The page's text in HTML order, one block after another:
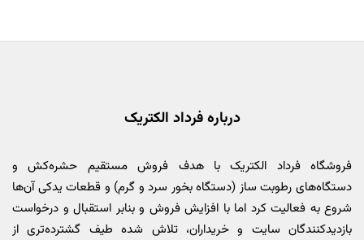
درباره فرداد الکتریک
فروشگاه فرداد الکتریک با هدف فروش مستقیم حشره‌کش و
دستگاه‌های رطوبت ساز (دستگاه بخور سرد و گرم) و قطعات یدکی آن‌ها
شروع به فعالیت کرد اما با افزایش فروش و بنابر استقبال و درخواست
بازدیدکنندگان سایت و خریداران، تلاش شده طیف گشترده‌تری از